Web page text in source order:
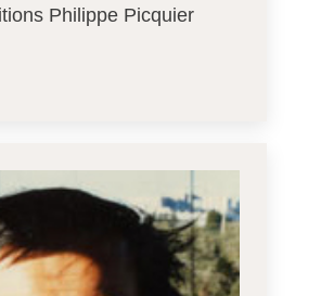
Philippe Picquier